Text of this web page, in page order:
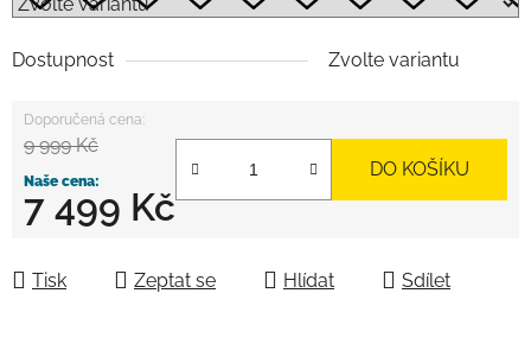
Dostupnost Zvolte variantu
9 999 Kč
7 499 Kč
DO KOŠÍKU
Tisk Zeptat se Hlídat Sdílet